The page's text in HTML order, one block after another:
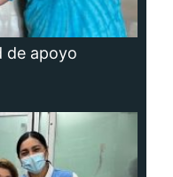
de apoyo